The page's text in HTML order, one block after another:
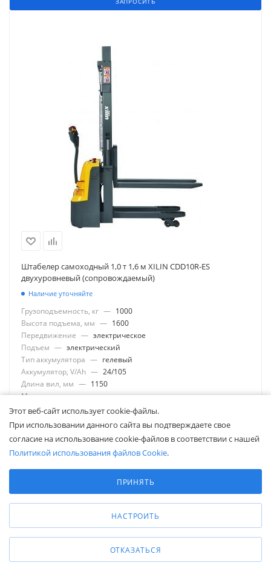
Штабелер самоходный 1,0 т 1,6 м XILIN CDD10R-ES
двухуровневый (сопровождаемый)
Наличие уточняйте
Грузоподъемность, кг — 1000
Высота подъема, мм — 1600
Передвижение — электрическое
Подъем — электрический
Тип аккумулятора — гелевый
Аккумулятор, V/Ah — 24/105
Длина вил, мм — 1150
Материал рулевых колес — полиуретан
Материал опорных роликов — полиуретан
680 030₽
Этот веб-сайт использует cookie-файлы.
При использовании данного сайта вы подтверждаете свое
согласие на использование cookie-файлов в соответствии с нашей
Политикой использования файлов Cookie.
Аналитические/Функциональные
ПРИНЯТЬ
НАСТРОИТЬ
ОТКАЗАТЬСЯ